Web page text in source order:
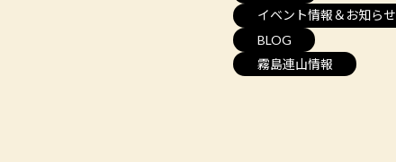
イベント情報＆お知らせ
BLOG
霧島連山情報